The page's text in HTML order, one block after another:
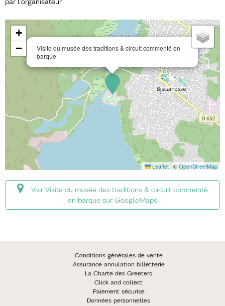
Visite du musée des traditions & circuit commenté en
barque
+
−
Leaflet |©OpenStreetMap
Voir Visite du musée des traditions & circuit commenté
en barque sur GoogleMaps
Conditions générales de vente
Assurance annulation billetterie
La Charte des Greeters
Click and collect
Paiement sécurisé
Données personnelles